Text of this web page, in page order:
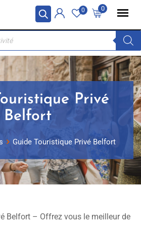
0
0
Privé
Belfort
Guide Touristique Privé Belfort
Belfort – Offrez vous le meilleur de